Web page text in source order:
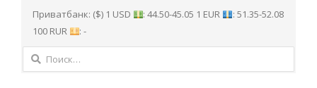
Приватбанк: ($) 1 USD : 44.50-45.05 1 EUR
: 51.35-52.08
100 RUR
: -
Найти: